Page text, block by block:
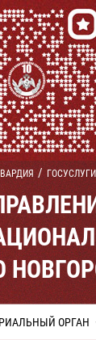
ГОСУСЛУГИ
ОРГАН